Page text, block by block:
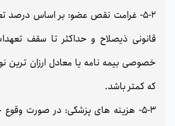
5-2- غرامت نقص عضو: بر اساس درصد
قانونی ذیصلاح و حداکثر تا سقف
خصوصی بیمه نامه یا معادل ارزان ترین
که کمتر باشد.
5-3- هزینه های پزشکی: در صورت